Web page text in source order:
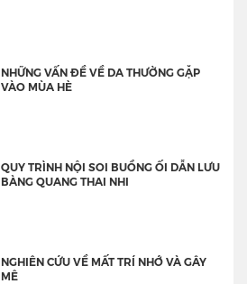
NHỮNG VẤN ĐỀ VỀ DA THƯỜNG GẶP
VÀO MÙA HÈ
QUY TRÌNH NỘI SOI BUỒNG ỐI DẪN LƯU
BÀNG QUANG THAI NHI
NGHIÊN CỨU VỀ MẤT TRÍ NHỚ VÀ GÂY
MÊ